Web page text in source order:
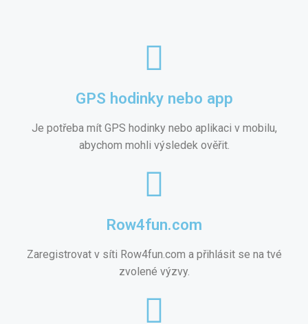
GPS hodinky nebo app
Je potřeba mít GPS hodinky nebo aplikaci v mobilu,
abychom mohli výsledek ověřit.
Row4fun.com
Zaregistrovat v síti Row4fun.com a přihlásit se na tvé
zvolené výzvy.